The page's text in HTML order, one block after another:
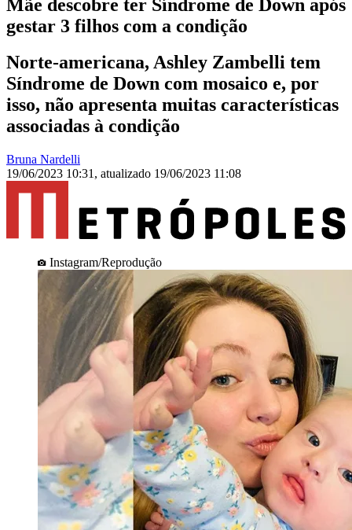
Mãe descobre ter Síndrome de Down após
gestar 3 filhos com a condição
Norte-americana, Ashley Zambelli tem
Síndrome de Down com mosaico e, por
isso, não apresenta muitas características
associadas à condição
Bruna Nardelli
19/06/2023 10:31 , atualizado 19/06/2023 11:08
Instagram/Reprodução